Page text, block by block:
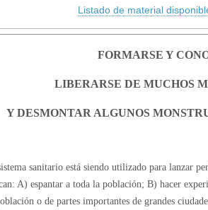
Listado de material
FORMARSE Y
LIBERARSE DE MUCHOS
Y DESMONTAR ALGUNOS
sanitario está siendo utilizado para lanzar
A) espantar a toda la población; B) hacer
o de partes importantes de grandes